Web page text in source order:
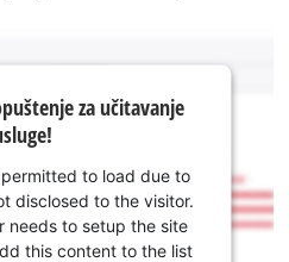
za učitavanje
to load due to
disclosed to the visitor.
needs to setup the site
this content to the list